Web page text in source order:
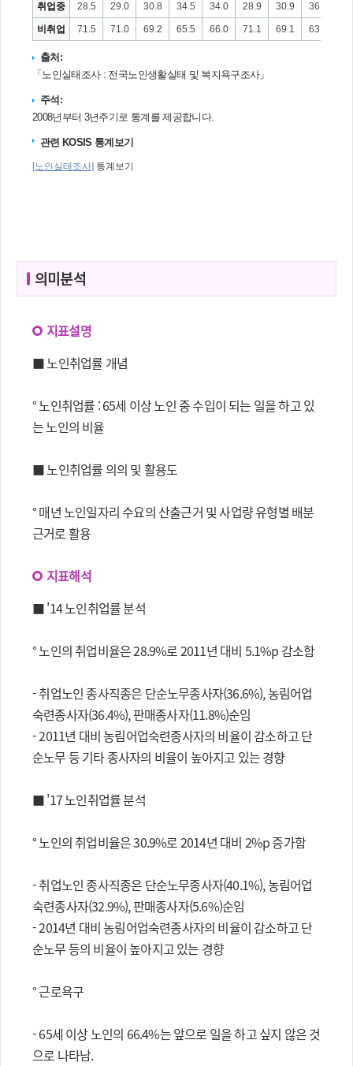
의미분석
지표설명
■ 노인취업률 개념
° 노인취업률 : 65세 이상 노인 중 수입이 되는 일을 하고 있
는 노인의 비율
■ 노인취업률 의의 및 활용도
° 매년 노인일자리 수요의 산출근거 및 사업량 유형별 배분
근거로 활용
지표해석
■ '14 노인취업률 분석
° 노인의 취업비율은 28.9%로 2011년 대비 5.1%p 감소함
- 취업노인 종사직종은 단순노무종사자(36.6%), 농림어업
숙련종사자(36.4%), 판매종사자(11.8%)순임
- 2011년 대비 농림어업숙련종사자의 비율이 감소하고 단
순노무 등 기타 종사자의 비율이 높아지고 있는 경향
■ '17 노인취업률 분석
° 노인의 취업비율은 30.9%로 2014년 대비 2%p 증가함
- 취업노인 종사직종은 단순노무종사자(40.1%), 농림어업
숙련종사자(32.9%), 판매종사자(5.6%)순임
- 2014년 대비 농림어업숙련종사자의 비율이 감소하고 단
순노무 등의 비율이 높아지고 있는 경향
° 근로욕구
- 65세 이상 노인의 66.4%는 앞으로 일을 하고 싶지 않은 것
으로 나타남.